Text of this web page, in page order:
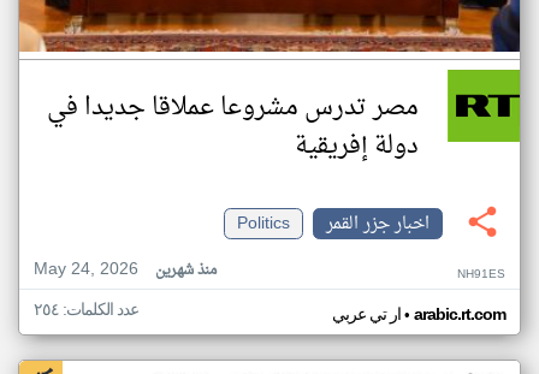
مصر تدرس مشروعا عملاقا جديدا في
دولة إفريقية
اخبار جزر القمر
Politics
May 24, 2026
منذ شهرين NH91ES
ار تي عربي• arabic.rt.com عدد الكلمات: ٢٥٤